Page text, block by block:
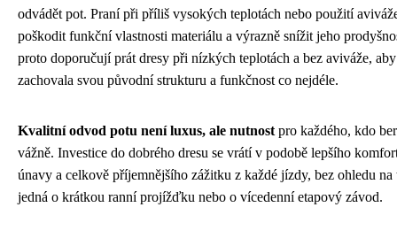
odvádět pot. Praní při příliš vysokých teplotách nebo použití
poškodit funkční vlastnosti materiálu a výrazně snížit jeho
proto doporučují prát dresy při nízkých teplotách a bez aviváže,
zachovala svou původní strukturu a funkčnost co nejdéle.
Kvalitní odvod potu není luxus, ale nutnost pro každého, kdo
vážně. Investice do dobrého dresu se vrátí v podobě lepšího
únavy a celkově příjemnějšího zážitku z každé jízdy, bez ohledu na
jedná o krátkou ranní projížďku nebo o vícedenní etapový závod.